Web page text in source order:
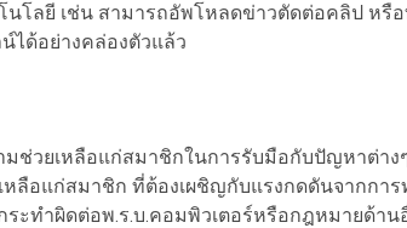
นโลยี เช่น สามารถอัพโหลดข่าวตัดต่อคลิป หรื
ได้อย่างคล่องตัวแล้ว
ช่วยเหลือแก่สมาชิกในการรับมือกับปัญหาต่า
หลือแก่สมาชิก ที่ต้องเผชิญกับแรงกดดันจากกา
ระทำผิดต่อพ.ร.บ.คอมพิวเตอร์หรือกฎหมายด้า